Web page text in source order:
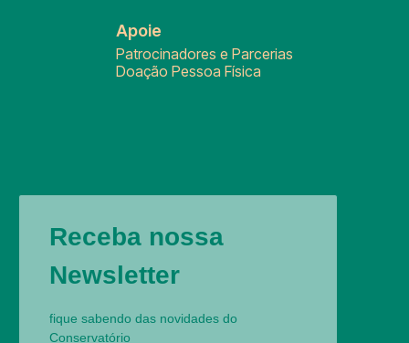
Apoie
Patrocinadores e Parcerias
Doação Pessoa Física